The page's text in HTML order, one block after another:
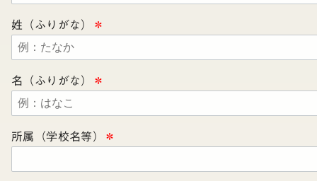
姓（ふりがな） ＊
名（ふりがな） ＊
所属（学校名等） ＊